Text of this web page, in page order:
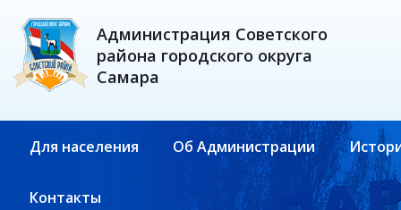
Администрация Советского
района городского округа
Самара
Для населения Об Администрации
Контакты